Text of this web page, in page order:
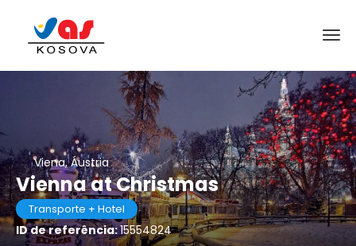
Viena, Áustria
Vienna at Christmas
Transporte + Hotel
ID de referência:15554824